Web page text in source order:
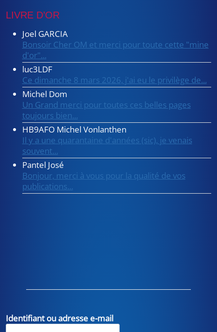
LIVRE D’OR
Joel GARCIA
Bonsoir Cher OM et merci pour toute cette "mine
d'or"...
luc3LDF
Ce dimanche 8 mars 2026, j'ai eu le privilège de...
Michel Dom
Un Grand merci pour toutes ces belles pages
toujours bien...
HB9AFO Michel Vonlanthen
Il y a une quarantaine d'années (sic), je venais
souvent...
Pantel José
Bonjour, merci à vous pour la qualité de vos
publications...
Identifiant ou adresse e-mail